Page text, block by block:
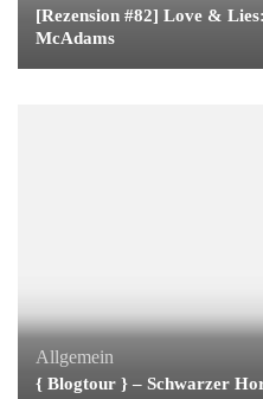
[Rezension #82] Love &
McAdams
Allgemein
{ Blogtour } – Schwarzer